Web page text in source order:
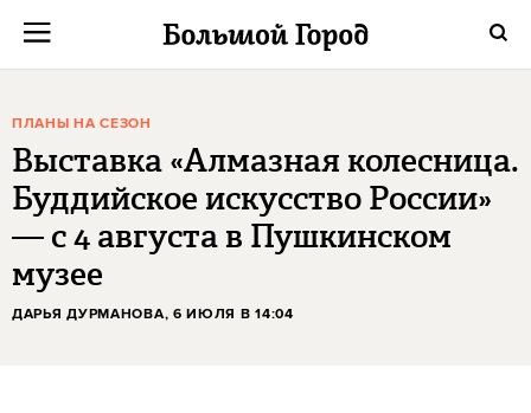
ПЛАНЫ НА СЕЗОН
Выставка «Алмазная колесница.
Буддийское искусство России»
— с 4 августа в Пушкинском
музее
ДАРЬЯ ДУРМАНОВА, 6 ИЮЛЯ В 14:04